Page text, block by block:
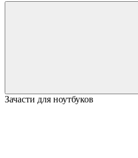
Зачасти для ноутбуков